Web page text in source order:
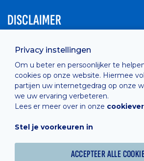
Privacy instellingen
Om u beter en persoonlijker te
cookies op onze website. Hiermee
partijen uw internetgedrag op onze
we uw ervaring verbeteren.
Lees er meer over in onze
Stel je voorkeuren in
ACCEPTEER ALLE
DISCLAIMER
Privacy Policy
Cashless
verkoopsvoorwaarden
Cookie Policy
Hosted by Combell